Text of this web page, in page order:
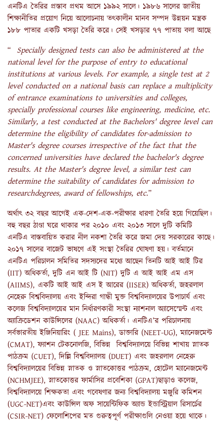
এনটিএ তৈরির প্রস্তাব প্রথম আসে ১৯৯২ সালে। ১৯৮৬ সালের জাতীয়
শিক্ষানীতির প্রয়োগ নিয়ে আলোচনায় তৎকালীন মানব সম্পদ উন্নয়ন মন্ত্রক
১৮৮ পাতার একটি খসড়া তৈরি করে। সেই খসড়ার ৭৭ পাতায় বলা আছে
“ Specially designed tests can also be administered at the
national level for the purpose of entry to educational
institutions at various levels. For example, a single test at 2
level conducted on a national basis can replace a multiplicity
of entrance examinations to universities and colleges,
specially professional courses like engineering, medicine, etc.
Similarly, a test conducted at the Bachelors' degree level can
determine the eligibility of candidates for-admission to
Master's degree courses irrespective of the fact that the
concerned universities have declared the bachelor's degree
results. At the Master's degree level, a similar test can
determine the suitability of candidates for admission to
researchdegrees, award of fellowships, etc.”
অর্থাৎ ৩২ বছর আগেই এক-দেশ-এক-পরীক্ষার ধারণা তৈরি হয়ে গিয়েছিল।
বহু বছর ঠাণ্ডা ঘরে থাকার পর ২০১০ এবং ২০১৩ সালে দুটি কমিটি
এনটিএ বাস্তবায়িত করার নীল নকশা তৈরি করে জমা দেয় সরকারের কাছে।
২০১৭ সালের বাজেট ভাষণে এই সংস্থা তৈরির ঘোষণা হয়। বর্তমানে
এনটিএ পরিচালন সমিতির সদস্যদের মধ্যে আছেন তিনটি আই আই টির
(IIT) অধিকর্তা, দুটি এন আই টি (NIT) দুটি এ আই আই এম এস
(AIIMS), একটি আই আই এস ই আরের (IISER) অধিকর্তা, জহরলাল
নেহেরু বিশ্ববিদ্যালয় এবং ইন্দিরা গান্ধী মুক্ত বিশ্ববিদ্যালয়ের উপাচার্য এবং
কলেজ বিশ্ববিদ্যালয়ের মান নির্ধারণকারী সংস্থা ন্যাশনাল অ্যাসেস্মেন্ট এবং
অ্যাক্রিডেশন কাউন্সিলের (NAAC) অধিকর্তা। এনটিএ’র পরিচালনায়
সর্বভারতীয় ইঞ্জিনিয়ারিং ( JEE Mains), ডাক্তারি (NEET-UG), ম্যানেজমেন্ট
(CMAT), ফ্যাশন টেকনোলজি, বিভিন্ন বিশ্ববিদ্যালয়ে বিভিন্ন শাখায় স্নাতক
পাঠক্রম (CUET), দিল্লি বিশ্ববিদ্যালয় (DUET) এবং জহরলাল নেহেরু
বিশ্ববিদ্যালয়ের বিভিন্ন স্নাতক ও স্নাতকোত্তর পাঠক্রম, হোটেল ম্যানেজমেন্ট
(NCHMJEE), স্নাতকোত্তর ফার্মাসির প্রবেশিকা (GPAT)ছাড়াও কলেজ,
বিশ্ববিদ্যালয়ে শিক্ষকতা এবং গবেষণার জন্য বিশ্ববিদ্যালয় মঞ্জুরি কমিশন
(UGC-NET)এবং কাউন্সিল অফ সায়েন্টিফিক অ্যান্ড ইন্ডাস্ট্রিয়াল রিসার্চের
(CSIR-NET) ফেলোশিপের মত গুরুত্বপূর্ণ পরীক্ষাগুলি নেওয়া হয়ে থাকে।